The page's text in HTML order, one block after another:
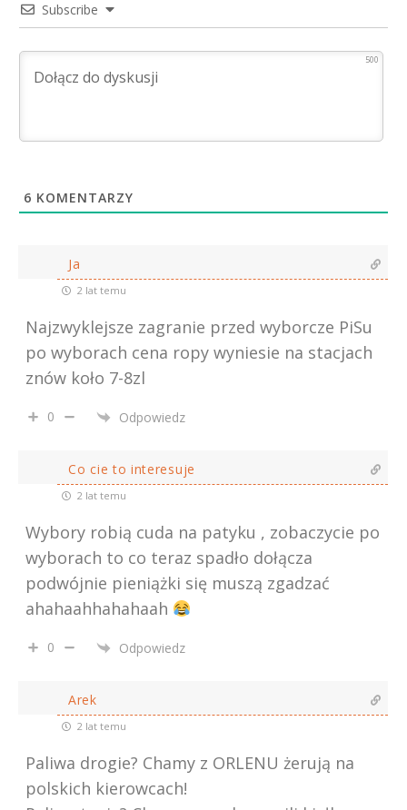
Subscribe
500
6 KOMENTARZY
Ja
2 lat temu
Najzwyklejsze zagranie przed wyborcze PiSu
po wyborach cena ropy wyniesie na stacjach
znów koło 7-8zl
0 Odpowiedz
Co cie to interesuje
2 lat temu
Wybory robią cuda na patyku , zobaczycie po
wyborach to co teraz spadło dołącza
podwójnie pieniążki się muszą zgadzać
ahahaahhahahaah
0 Odpowiedz
Arek
2 lat temu
Paliwa drogie? Chamy z ORLENU żerują na
polskich kierowcach!